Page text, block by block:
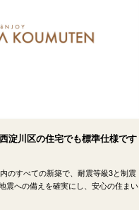
淀川区の住宅でも標準仕様です
のすべての新築で、耐震等級3と制震
震への備えを確実にし、安心の住まい